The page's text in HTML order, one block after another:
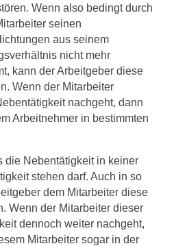
Wenn also bedingt durch
seinen
aus seinem
nicht mehr
kann der Arbeitgeber diese
Wenn der Mitarbeiter
nachgeht, dann
Arbeitnehmer in bestimmten
die Nebentätigkeit in keiner
stehen darf. Auch in so
dem Mitarbeiter diese
Wenn der Mitarbeiter dieser
dennoch weiter nachgeht,
Mitarbeiter sogar in der